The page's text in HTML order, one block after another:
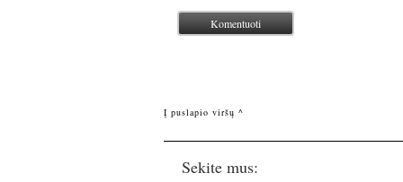
Į puslapio viršų ^
Sekite mus: